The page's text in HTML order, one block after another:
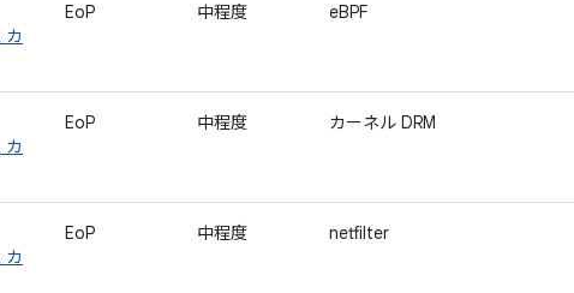
カ
EoP 中程度 eBPF
カ
EoP 中程度 カーネル DRM
カ
EoP 中程度 netfilter